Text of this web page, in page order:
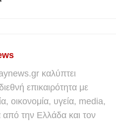
καλύπτει
επικαιρότητα με
οικονομία, υγεία, media,
από την Ελλάδα και τον